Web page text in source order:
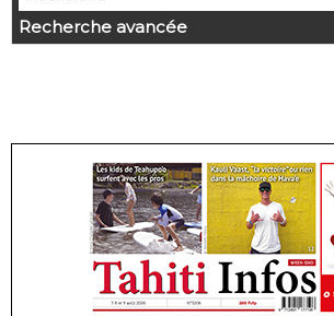
Recherche avancée